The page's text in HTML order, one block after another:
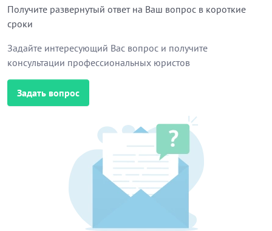
қараңыз)
құру, авторлық құқықпен қорғалған
(кітаптар, бағдарламалық қамтамасыз ету,
кинофильмдер) (58, 59-бөлімдерді қараңыз)
материалдық құралдар (активтер) лизингі
(77.1, 77.2, 77.3 топтарын қараңыз)
Получите развернутый ответ на Ваш вопрос в короткие
сроки
Задайте интересующий Вас вопрос и получите
консультации профессиональных юристов
Задать вопрос